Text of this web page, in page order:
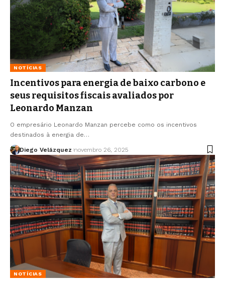
NOTÍCIAS
Incentivos para energia de baixo carbono e
seus requisitos fiscais avaliados por
Leonardo Manzan
O empresário Leonardo Manzan percebe como os incentivos
destinados à energia de…
Diego Velázquez novembro 26, 2025
NOTÍCIAS